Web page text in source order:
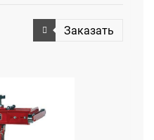
Заказать